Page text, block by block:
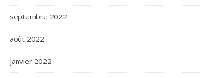
septembre 2022
août 2022
janvier 2022